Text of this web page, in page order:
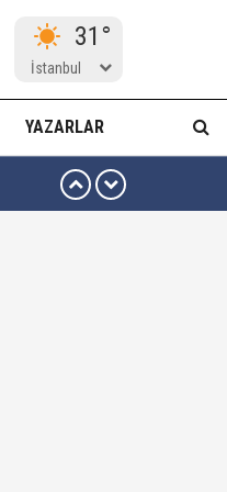
31°
İstanbul
YAZARLAR